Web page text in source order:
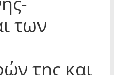
των
της και